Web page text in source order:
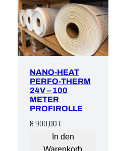
NANO-HEAT
PERFO-THERM
24V – 100
METER
PROFIROLLE
8.900,00€
In den
Warenkorb